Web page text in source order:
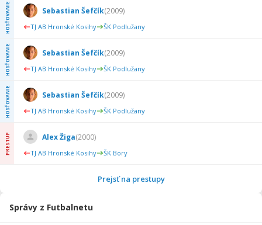
HOSŤOVANIE Sebastian Šefčík(2009)
TJ AB Hronské Kosihy ŠK Podlužany
HOSŤOVANIE Sebastian Šefčík(2009)
TJ AB Hronské Kosihy ŠK Podlužany
HOSŤOVANIE Sebastian Šefčík(2009)
TJ AB Hronské Kosihy ŠK Podlužany
PRESTUP Alex Žiga(2000)
TJ AB Hronské Kosihy ŠK Bory
Prejsť na prestupy
Správy z Futbalnetu